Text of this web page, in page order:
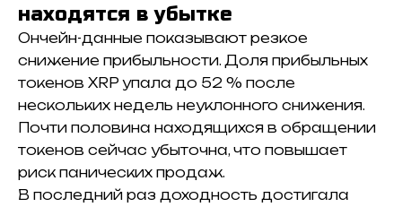
находятся в убытке
Ончейн-данные показывают резкое
снижение прибыльности. Доля прибыльных
токенов XRP упала до 52 % после
нескольких недель неуклонного снижения.
Почти половина находящихся в обращении
токенов сейчас убыточна, что повышает
риск панических продаж.
В последний раз доходность достигала